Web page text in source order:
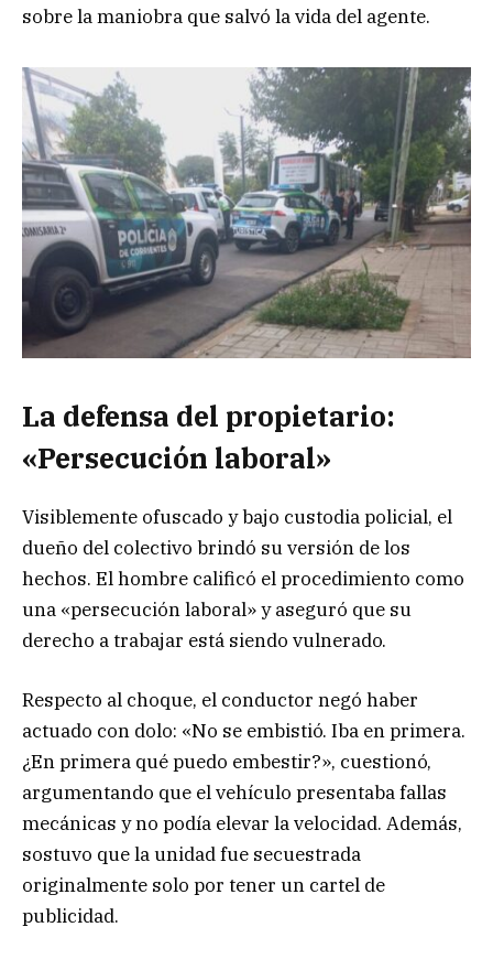
sobre la maniobra que salvó la vida del agente.
La defensa del propietario:
«Persecución laboral»
Visiblemente ofuscado y bajo custodia policial, el
dueño del colectivo brindó su versión de los
hechos. El hombre calificó el procedimiento como
una «persecución laboral» y aseguró que su
derecho a trabajar está siendo vulnerado.
Respecto al choque, el conductor negó haber
actuado con dolo: «No se embistió. Iba en primera.
¿En primera qué puedo embestir?», cuestionó,
argumentando que el vehículo presentaba fallas
mecánicas y no podía elevar la velocidad. Además,
sostuvo que la unidad fue secuestrada
originalmente solo por tener un cartel de
publicidad.